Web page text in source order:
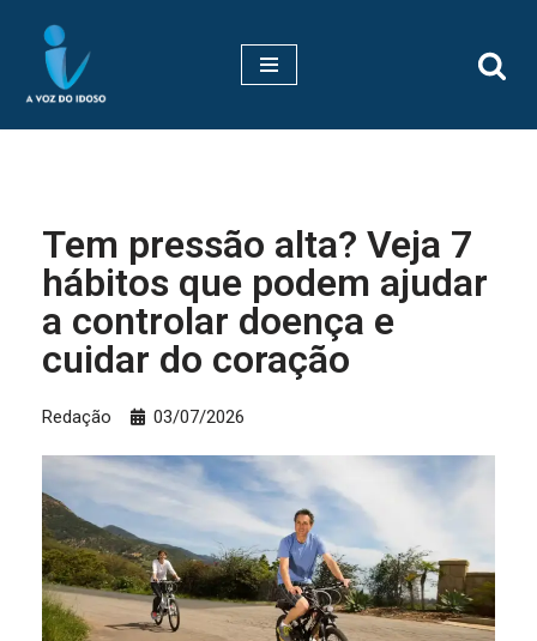
Pular
para
Tem pressão alta? Veja 7
hábitos que podem ajudar
a controlar doença e
cuidar do coração
Redação 03/07/2026